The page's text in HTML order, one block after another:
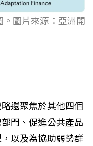
圖片來源：亞洲開
還聚焦於其他四個
門、促進公共產品
以及為協助弱勢群